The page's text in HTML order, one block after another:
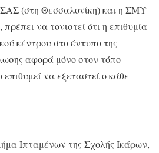
(στη Θεσσαλονίκη) και η ΣΜΥ
να τονιστεί ότι η επιθυμία
κέντρου στο έντυπο της
αφορά μόνο στον τόπο
επιθυμεί να εξεταστεί ο κάθε
Ιπταμένων της Σχολής Ικάρων,